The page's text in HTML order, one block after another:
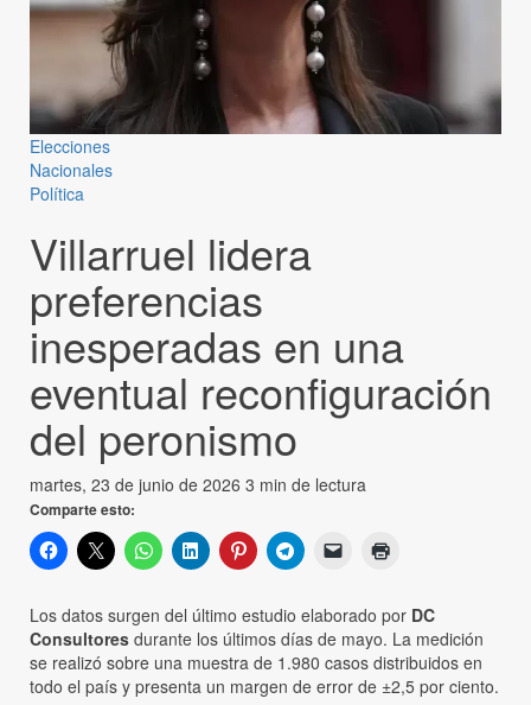
Elecciones
Nacionales
Política
Villarruel lidera
preferencias
inesperadas en una
eventual reconfiguración
del peronismo
martes, 23 de junio de 2026 3 min de lectura
Comparte esto:
Los datos surgen del último estudio elaborado por DC
Consultores durante los últimos días de mayo. La medición
se realizó sobre una muestra de 1.980 casos distribuidos en
todo el país y presenta un margen de error de ±2,5 por ciento.